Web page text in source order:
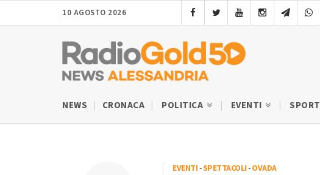
10 AGOSTO 2026
NEWS CRONACA POLITICA EVENTI SPORT
EVENTI-SPETTACOLI-OVADA